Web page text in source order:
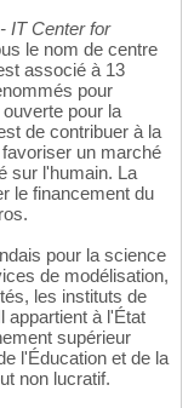
IT Center for
le nom de centre
associé à 13
pour
pour la
de contribuer à la
un marché
sur l'humain. La
le financement du
pour la science
de modélisation,
les instituts de
appartient à l'État
supérieur
l'Éducation et de la
non lucratif.